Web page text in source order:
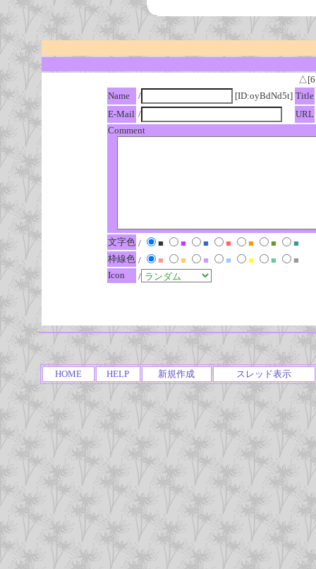
Name
/ [ID:oyBdNd5t] Title
E-Mail /
URL
Comment
文字色 / ■ ■ ■ ■ ■ ■
■
枠線色 / ■ ■ ■ ■ ■ ■
■
Icon
/
HOME HELP 新規作成 スレッド表示